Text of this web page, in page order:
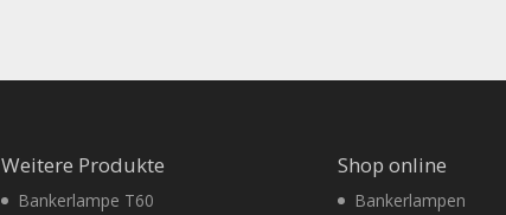
Weitere Produkte
Bankerlampe T60
Shop online
Bankerlampen